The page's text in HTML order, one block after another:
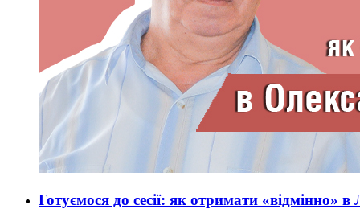
Готуємося до сесії: як отримати «відмінно» в